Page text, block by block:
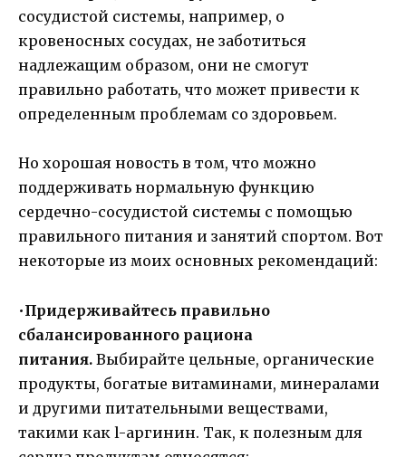
сосудистой системы, например, о
кровеносных сосудах, не заботиться
надлежащим образом, они не смогут
правильно работать, что может привести к
определенным проблемам со здоровьем.
Но хорошая новость в том, что можно
поддерживать нормальную функцию
сердечно-сосудистой системы с помощью
правильного питания и занятий спортом. Вот
некоторые из моих основных рекомендаций:
•Придерживайтесь правильно
сбалансированного рациона
питания. Выбирайте цельные, органические
продукты, богатые витаминами, минералами
и другими питательными веществами,
такими как l-аргинин. Так, к полезным для